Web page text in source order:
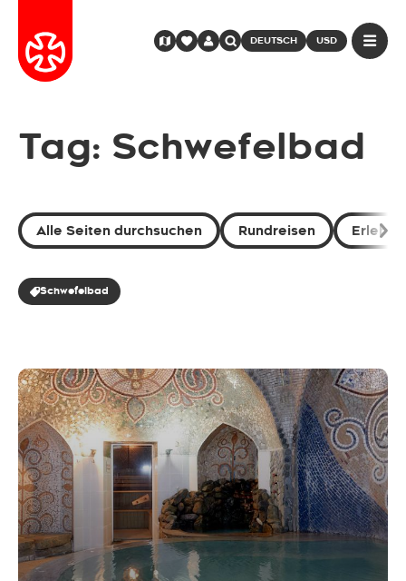
DEUTSCH USD
Tag: Schwefelbad
Alle Seiten durchsuchen Rundreisen
Schwefelbad